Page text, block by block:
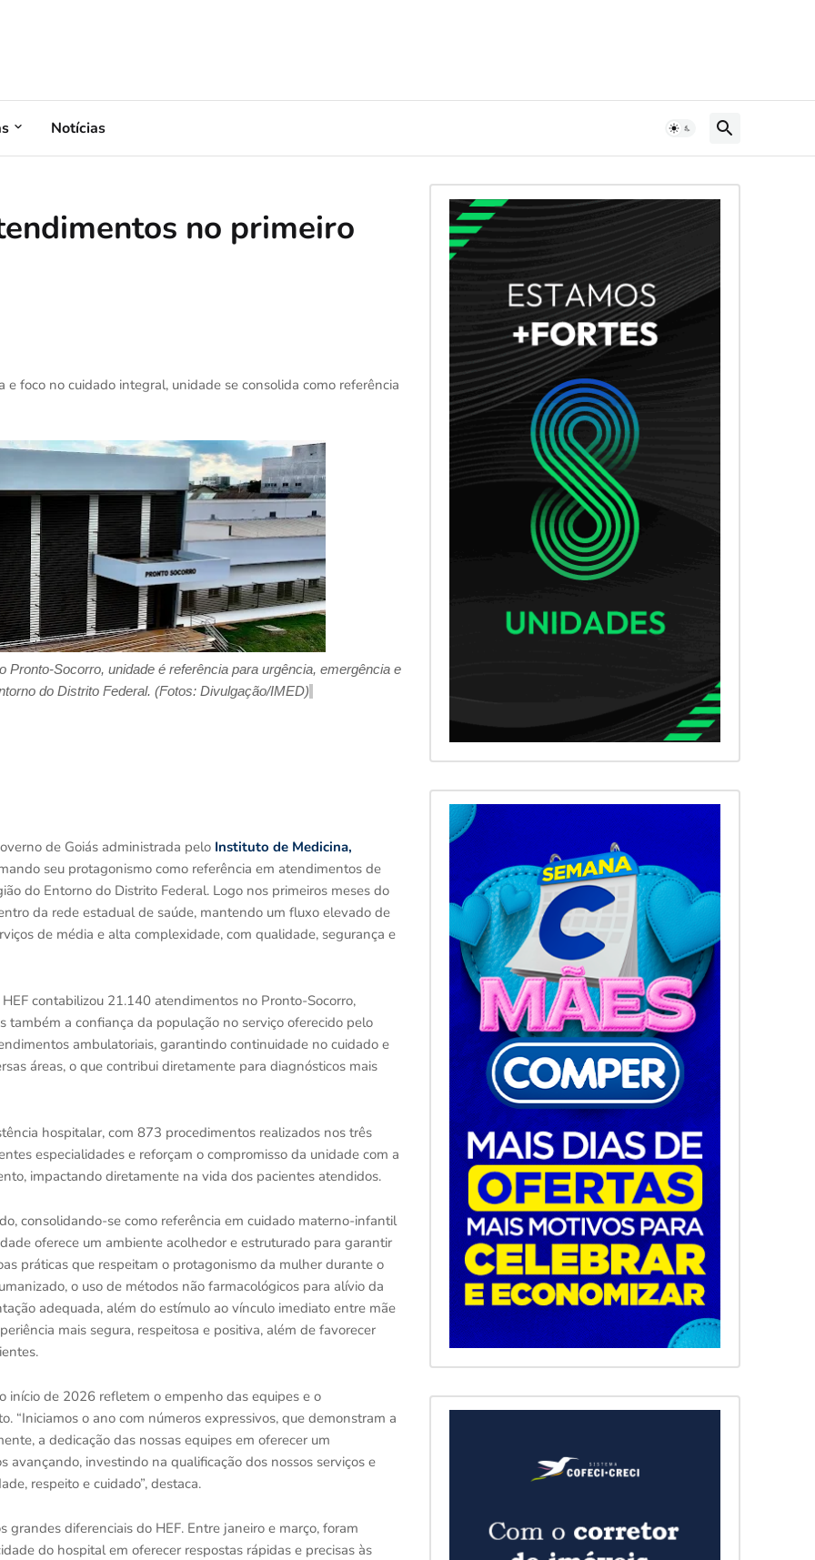
Notícias
no primeiro
foco no cuidado integral, unidade se consolida como referência
Pronto-Socorro, unidade é referência paraurgência, emergência e
doDistrito Federal. (Fotos: Divulgação/IMED)
de Goiás administrada pelo Instituto de Medicina,
seu protagonismo como referência em atendimentos de
do Entorno do Distrito Federal. Logo nos primeiros meses do
da rede estadual de saúde, mantendo um fluxo elevado de
de média e alta complexidade, com qualidade, segurança e
contabilizou 21.140 atendimentos no Pronto-Socorro,
a confiança da população no serviço oferecido pelo
ambulatoriais, garantindo continuidade no cuidado e
áreas, o que contribui diretamente para diagnósticos mais
hospitalar, com 873 procedimentos realizados nos três
especialidades e reforçam o compromisso da unidade com a
impactando diretamente na vida dos pacientes atendidos.
consolidando-se como referência em cuidado materno-infantil
oferece um ambiente acolhedor e estruturado para garantir
práticas que respeitam o protagonismo da mulher durante o
o uso de métodos não farmacológicos para alívio da
adequada, além do estímulo ao vínculo imediato entre mãe
mais segura, respeitosa e positiva, além de favorecer
início de 2026 refletem o empenho das equipes e o
“Iniciamos o ano com números expressivos, que demonstram a
a dedicação das nossas equipes em oferecer um
investindo na qualificação dos nossos serviços e
respeito e cuidado”, destaca.
diferenciais do HEF. Entre janeiro e março, foram
do hospital em oferecer respostas rápidas e precisas às